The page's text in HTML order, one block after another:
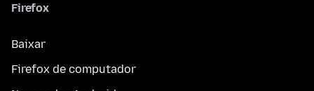
Firefox
Baixar
Firefox de computador